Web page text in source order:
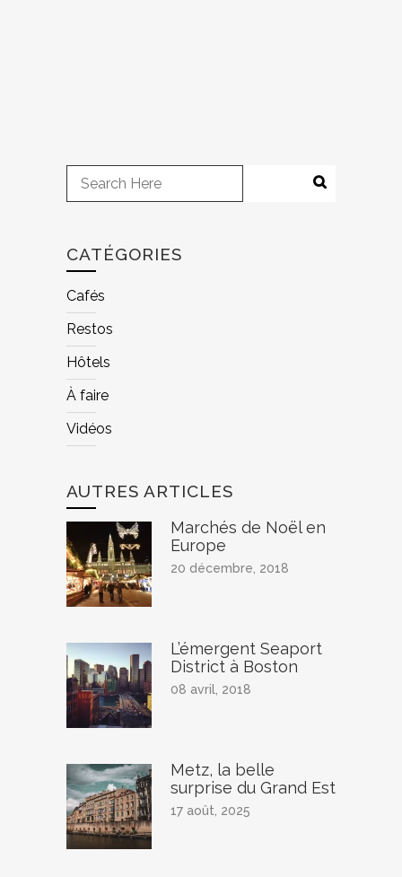
CATÉGORIES
Cafés
Restos
Hôtels
À faire
Vidéos
AUTRES ARTICLES
Marchés de Noël en
Europe
20 décembre, 2018
L’émergent Seaport
District à Boston
08 avril, 2018
Metz, la belle
surprise du Grand Est
17 août, 2025